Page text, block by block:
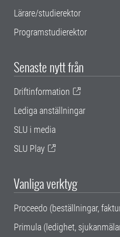
Lärare/studierektor
Programstudierektor
Senaste nytt från
Driftinformation
Lediga anställningar
SLU i media
SLU Play
Vanliga verktyg
Proceedo (beställningar,
Primula (ledighet,